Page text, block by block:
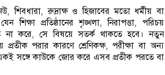
শিবধারা, রুদ্রাক্ষ ও হিজাবের মতো ধর্মীয় বা
প্রতিষ্ঠানের শৃঙ্খলা, নিরাপত্তা, পরিচয়
না করে, সে বিষয়ে সতর্ক থাকতে হবে। নতুন
পরার কারণে শ্রেণিকক্ষ, পরীক্ষা বা অন্য
একই সঙ্গে কাউকে জোর করে এসব প্রতীক পরতে বা